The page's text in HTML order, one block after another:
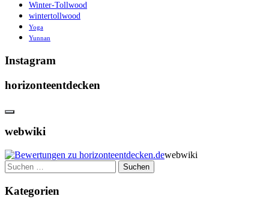
Winter-Tollwood
wintertollwood
Yoga
Yunnan
Instagram
horizonteentdecken
webwiki
webwiki
Suchen
nach:
Kategorien